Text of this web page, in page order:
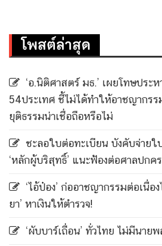
โพสต์ล่าสุด
‘อ.นิติศาสตร์ มธ.’ เผยโทษประห
54ประเทศ ชี้ไม่ได้ทำให้อาชญากรร
ยุติธรรมน่าเชื่อถือหรือไม่
ชะลอใบต่อทะเบียน บังคับจ่ายใ
‘หลักผู้บริสุทธิ์’ แนะฟ้องต่อศาลปกค
‘ไอ้ป๋อง’ ก่ออาชญากรรมต่อเนื่อ
ยา’ หาเงินให้ตำรวจ!
‘ผับบาร์เถื่อน’ ทั่วไทย ไม่มีนาย